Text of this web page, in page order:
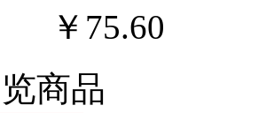
75.60
商品